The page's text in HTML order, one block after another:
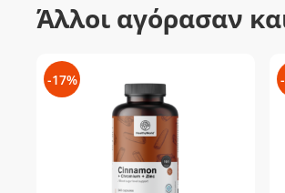
Άλλοι αγόρασαν
-17%